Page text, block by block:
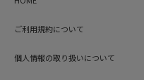
ご利用規約について
個人情報の取り扱いについて